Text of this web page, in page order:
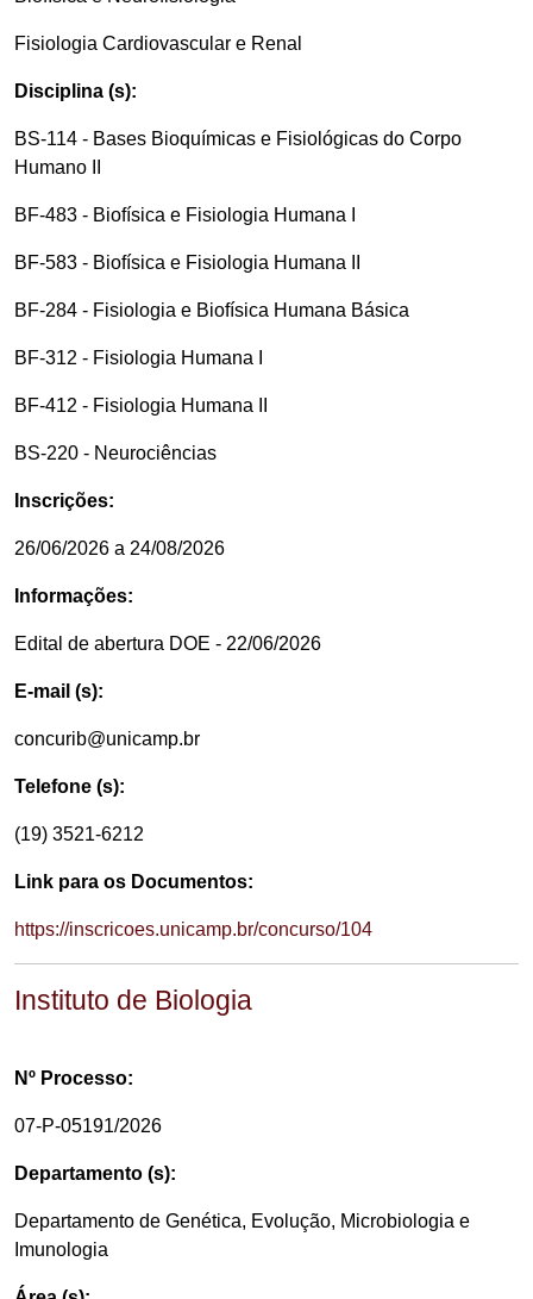
Fisiologia Cardiovascular e Renal
Disciplina (s):
BS-114 - Bases Bioquímicas e Fisiológicas do Corpo
Humano II
BF-483 - Biofísica e Fisiologia Humana I
BF-583 - Biofísica e Fisiologia Humana II
BF-284 - Fisiologia e Biofísica Humana Básica
BF-312 - Fisiologia Humana I
BF-412 - Fisiologia Humana II
BS-220 - Neurociências
Inscrições:
26/06/2026 a 24/08/2026
Informações:
Edital de abertura DOE - 22/06/2026
E-mail (s):
concurib@unicamp.br
Telefone (s):
(19) 3521-6212
Link para os Documentos:
https://inscricoes.unicamp.br/concurso/104
Instituto de Biologia
Nº Processo:
07-P-05191/2026
Departamento (s):
Departamento de Genética, Evolução, Microbiologia e
Imunologia